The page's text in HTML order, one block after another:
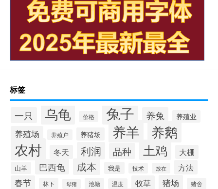
标签
一只 乌龟 价格 兔子 养兔 养殖业
养殖场 养殖户 养猪场 养羊 养鹅
农村 冬天 利润 品种 土鸡 大棚
山羊 巴西龟 成本 我是 技术 放在
方法
春节
林下 母猪 池塘 温度 牧草 猪场 猪舍